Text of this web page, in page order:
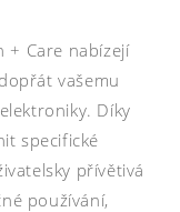
+ Care nabízejí
vašemu
Díky
specifické
přívětivá
používání,